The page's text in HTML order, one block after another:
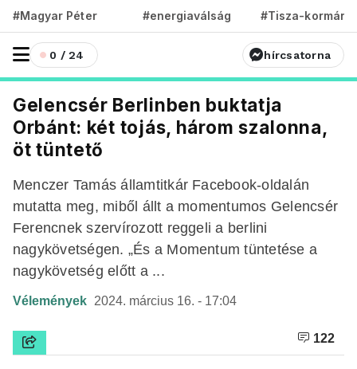
#Magyar Péter #energiaválság #Tisza-kormány
0 / 24 hírcsatorna
Gelencsér Berlinben buktatja
Orbánt: két tojás, három szalonna,
öt tüntető
Menczer Tamás államtitkár Facebook-oldalán
mutatta meg, miből állt a momentumos Gelencsér
Ferencnek szervírozott reggeli a berlini
nagykövetségen. „És a Momentum tüntetése a
nagykövetség előtt a ...
Vélemények 2024. március 16. - 17:04
122